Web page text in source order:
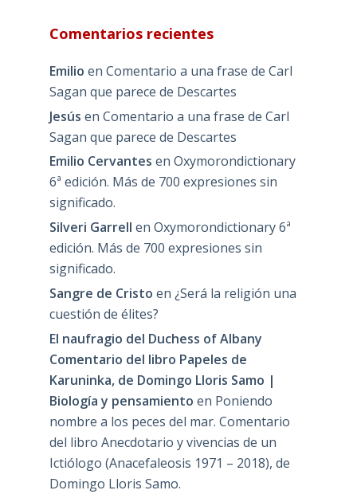
Comentarios recientes
Emilio en Comentario a una frase de Carl
Sagan que parece de Descartes
Jesús en Comentario a una frase de Carl
Sagan que parece de Descartes
Emilio Cervantes en Oxymorondictionary
6ª edición. Más de 700 expresiones sin
significado.
Silveri Garrell en Oxymorondictionary 6ª
edición. Más de 700 expresiones sin
significado.
Sangre de Cristo en ¿Será la religión una
cuestión de élites?
El naufragio del Duchess of Albany
Comentario del libro Papeles de
Karuninka, de Domingo Lloris Samo |
Biología y pensamiento en Poniendo
nombre a los peces del mar. Comentario
del libro Anecdotario y vivencias de un
Ictiólogo (Anacefaleosis 1971 – 2018), de
Domingo Lloris Samo.